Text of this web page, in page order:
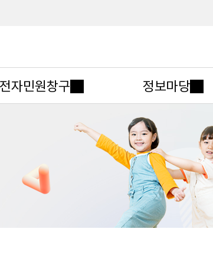
전자민원창구 정보마당